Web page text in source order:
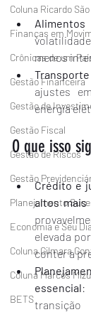
Coluna Ricardo
Finanças em
Crônicas de um
Gestão Financeira
Gestão de
Gestão Fiscal
Gestão de Riscos
Gestão
Planejamento
Economia e Seu
Coluna Gilmara
Coluna Marcos
BETS
menos
ajustes
energia
O que isso
Crédito e
altos mais
elevada
conter a
essencial: